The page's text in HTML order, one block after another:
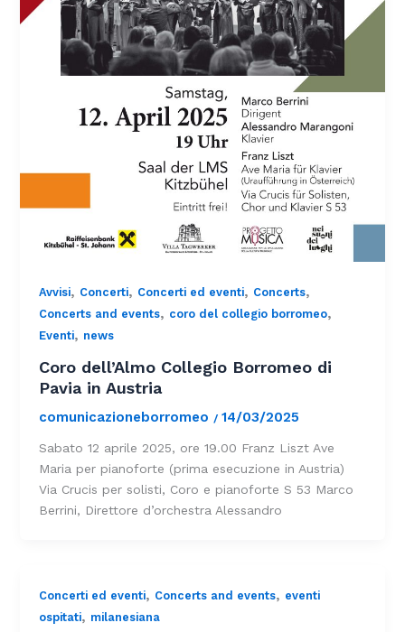
Avvisi, Concerti, Concerti ed eventi, Concerts,
Concerts and events, coro del collegio borromeo,
Eventi, news
Coro dell’Almo Collegio Borromeo di
Pavia in Austria
comunicazioneborromeo / 14/03/2025
Sabato 12 aprile 2025, ore 19.00 Franz Liszt Ave
Maria per pianoforte (prima esecuzione in Austria)
Via Crucis per solisti, Coro e pianoforte S 53 Marco
Berrini, Direttore d’orchestra Alessandro
Concerti ed eventi, Concerts and events, eventi
ospitati, milanesiana